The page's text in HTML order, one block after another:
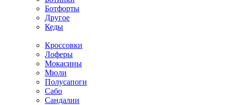
Ботфорты
Другое
Кеды
Кроссовки
Лоферы
Мокасины
Мюли
Полусапоги
Сабо
Сандалии